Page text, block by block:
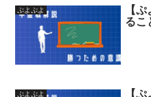
ぷよぷよ 【
るこ
ぷよぷよ 【